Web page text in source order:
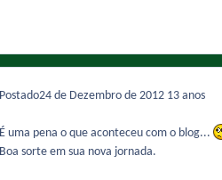
Postado24 de Dezembro de 2012 13 anos
É uma pena o que aconteceu com o blog...
Boa sorte em sua nova jornada.